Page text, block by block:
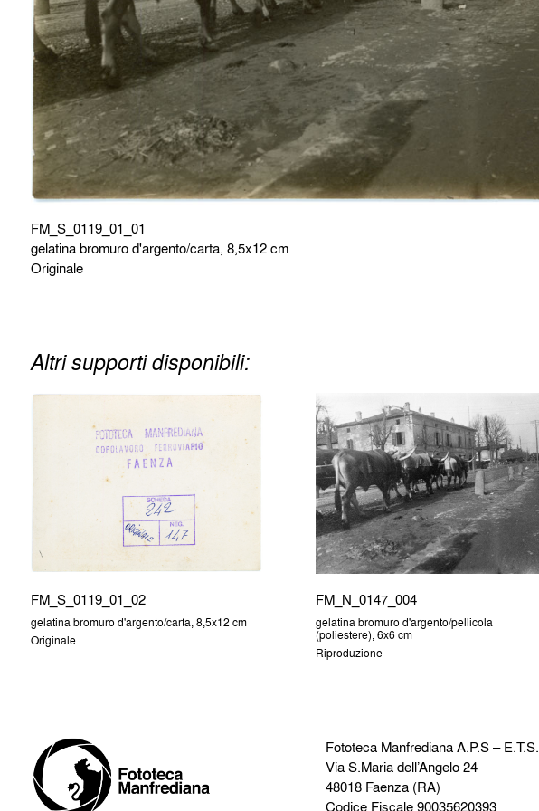
FM_S_0119_01_01
gelatina bromuro d'argento/carta, 8,5x12 cm
Originale
Altri supporti disponibili:
FM_S_0119_01_02
gelatina bromuro d'argento/carta, 8,5x12 cm
Originale
FM_N_0147_004
gelatina bromuro d'argento/pellicola
(poliestere), 6x6 cm
Riproduzione
Fototeca ManfredianaA.P.S – E.T.S.
Via S.Maria dell’Angelo 24
48018 Faenza (RA)
Codice Fiscale 90035620393